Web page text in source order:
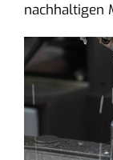
nachhaltigen